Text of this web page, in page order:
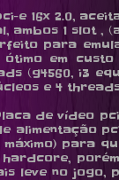
e 16x 2.0,
ambos 1 slot ,
para
ótimo em
(g4560, i3
e 4
de vídeo
alimentação
máximo) para
leve no jogo,